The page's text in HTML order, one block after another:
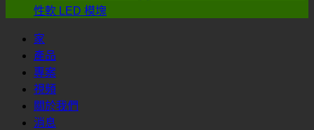
益
的
忽
性軟 LED 模塊
家
產品
專案
視頻
關於我們
消息